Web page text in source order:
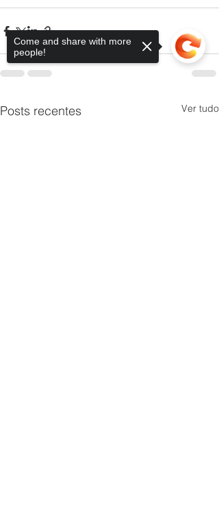
Posts recentes Ver tudo
Come and share with more
people!